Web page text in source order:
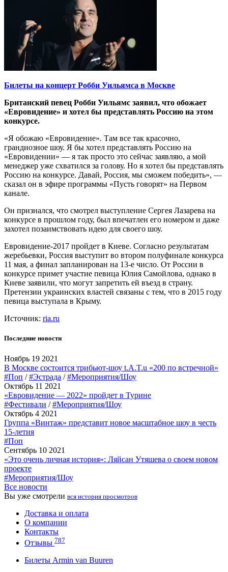
Билеты на концерт Робби Уильямса в Москве
Британский певец Робби Уильямс заявил, что обожает
«Евровидение» и хотел бы представлять Россию на этом
конкурсе.
«Я обожаю «Евровидение». Там все так красочно,
грандиозное шоу. Я бы хотел представлять Россию на
«Евровидении» — я так просто это сейчас заявляю, а мой
менеджер уже схватился за голову. Но я хотел бы представлять
Россию на конкурсе. Давай, Россия, мы сможем победить», —
сказал он в эфире программы «Пусть говорят» на Первом
канале.
Он признался, что смотрел выступление Сергея Лазарева на
конкурсе в прошлом году, был впечатлен его номером и даже
захотел позаимствовать идею для своего шоу.
Евровидение-2017 пройдет в Киеве. Согласно результатам
жеребьевки, Россия выступит во втором полуфинале конкурса
11 мая, а финал запланирован на 13-е число. От России в
конкурсе примет участие певица Юлия Самойлова, однако в
Киеве заявили, что могут запретить ей въезд в страну.
Претензии украинских властей связаны с тем, что в 2015 году
певица выступала в Крыму.
Источник: ria.ru
Последние новости
Ноябрь 19 2021
В Москве состоится трибьют-шоу t.A.T.u «200 по встречной»
#Поп /#Эстрада /#Мероприятия/Шоу
Октябрь 11 2021
«Евровидение — 2022» пройдет в Турине
#Фестивали /#Мероприятия/Шоу
Октябрь 4 2021
Группа «Винтаж» представит новое масштабное шоу в честь
15-летия
#Поп
Сентябрь 10 2021
«Это очень личная история»: Ляйсан Утяшева о своем новом
проекте
#Мероприятия/Шоу
Все новости
Вы уже смотрели вся история просмотров
Доставка и оплата
О компании
Контакты
Отзывы 787
Билеты Armin van Buuren